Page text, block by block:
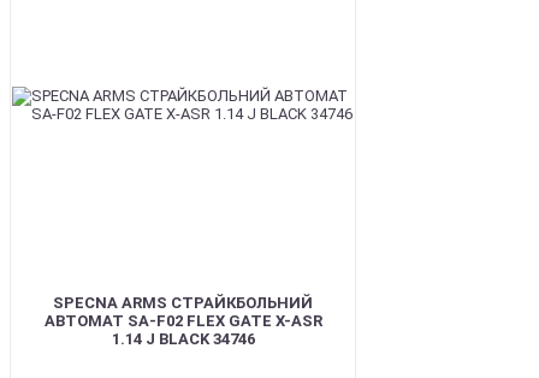
SPECNA ARMS СТРАЙКБОЛЬНИЙ
АВТОМАТ SA-F02 FLEX GATE X-ASR
1.14 J BLACK 34746